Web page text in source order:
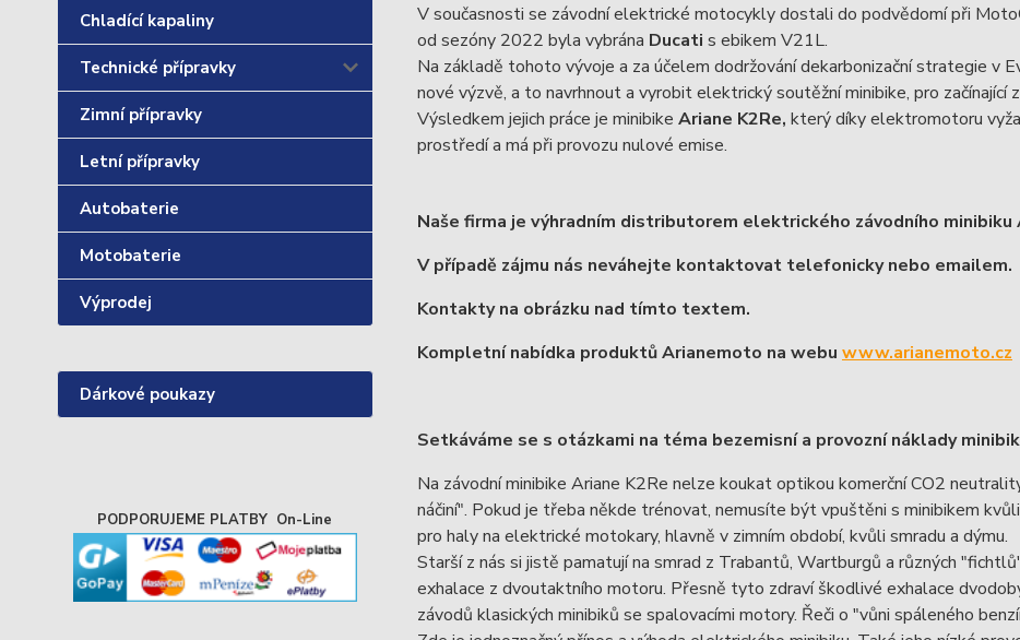
Chladící kapaliny
Technické přípravky
Zimní přípravky
Letní přípravky
Autobaterie
Motobaterie
Výprodej
Dárkové poukazy
PODPORUJEME PLATBY On-Line
V současnosti se závodní elektrické motocykly dostali do podvědomí při
od sezóny 2022 byla vybrána Ducati s ebikem V21L.
Na základě tohoto vývoje a za účelem dodržování dekarbonizační strategie v
nové výzvě, a to navrhnout a vyrobit elektrický soutěžní minibike, pro
Výsledkem jejich práce je minibike Ariane K2Re, který díky elektromotoru
prostředí a má při provozu nulové emise.
Naše firma je výhradním distributorem elektrického závodního minibiku
V případě zájmu nás neváhejte kontaktovat telefonicky nebo emailem.
Kontakty na obrázku nad tímto textem.
Kompletní nabídka produktů Arianemoto na webu www.arianemoto.cz
Setkáváme se s otázkami na téma bezemisní a provozní náklady
Na závodní minibike Ariane K2Re nelze koukat optikou komerční CO2
náčiní". Pokud je třeba někde trénovat, nemusíte být vpuštěni s minibikem
pro haly na elektrické motokary, hlavně v zimním období, kvůli smradu a dýmu.
Starší z nás si jistě pamatují na smrad z Trabantů, Wartburgů a různých
exhalace z dvoutaktního motoru. Přesně tyto zdraví škodlivé exhalace
závodů klasických minibiků se spalovacími motory. Řeči o "vůni spáleného